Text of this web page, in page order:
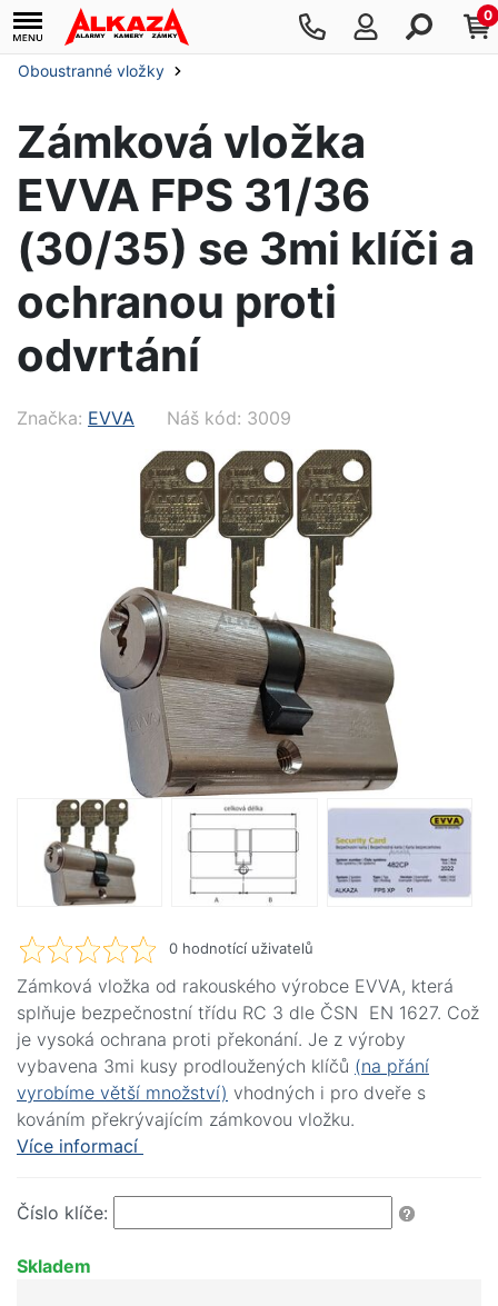
0
Oboustranné vložky
Zámková vložka
EVVA FPS 31/36
(30/35) se 3mi klíči a
ochranou proti
odvrtání
Značka: EVVA Náš kód: 3009
0hodnotící uživatelů
Zámková vložka od rakouského výrobce EVVA, která
splňuje bezpečnostní třídu RC 3 dle ČSN EN 1627. Což
je vysoká ochrana proti překonání. Je z výroby
vybavena 3mi kusy prodloužených klíčů (na přání
vyrobíme větší množství) vhodných i pro dveře s
kováním překrývajícím zámkovou vložku.
Více informací
Číslo klíče:
Skladem